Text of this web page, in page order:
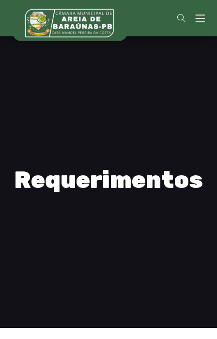
Requerimentos